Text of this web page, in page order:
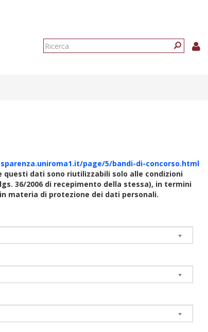
Form
page/5/bandi-di-concorso.html
questi dati sono riutilizzabili solo alle condizioni
36/2006 di recepimento della stessa), in termini
materia di protezione dei dati personali.